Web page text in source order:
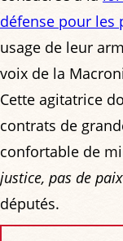
défense pour les
usage de leur
voix de la
Cette agitatrice
contrats de
confortable de
justice, pas de
députés.